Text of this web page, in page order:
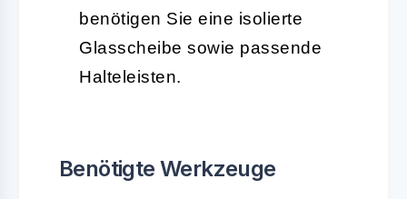
benötigen Sie eine isolierte
Glasscheibe sowie passende
Halteleisten.
Benötigte Werkzeuge